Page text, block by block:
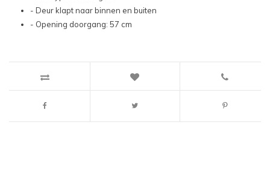
- Deur klapt naar binnen en buiten
- Opening doorgang: 57 cm